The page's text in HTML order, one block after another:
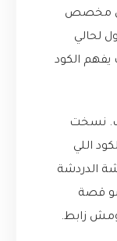
مخصص
لحالي
الكود
نسخت
اللي
الدردشة
شو قصة
زابط.